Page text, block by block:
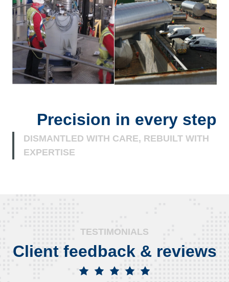
Precision in every step
DISMANTLED WITH CARE, REBUILT WITH
EXPERTISE
TESTIMONIALS
Client feedback & reviews